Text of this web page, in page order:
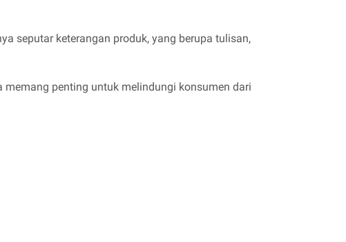
seputar keterangan produk, yang berupa tulisan,
penting untuk melindungi konsumen dari